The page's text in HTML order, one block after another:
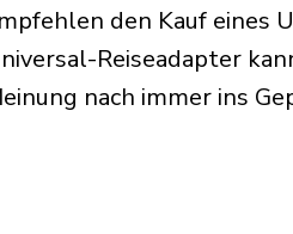
den Kauf eines
Reiseadapter
nach immer ins